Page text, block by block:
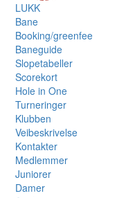
LUKK
Bane
Booking/greenfee
Baneguide
Slopetabeller
Scorekort
Hole in One
Turneringer
Klubben
Veibeskrivelse
Kontakter
Medlemmer
Juniorer
Damer